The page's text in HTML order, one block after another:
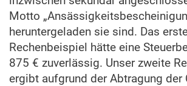
Motto
heruntergeladen sie sind. Das
Rechenbeispiel hätte eine
875 € zuverlässig. Unser zweite
ergibt aufgrund der Abtragung der